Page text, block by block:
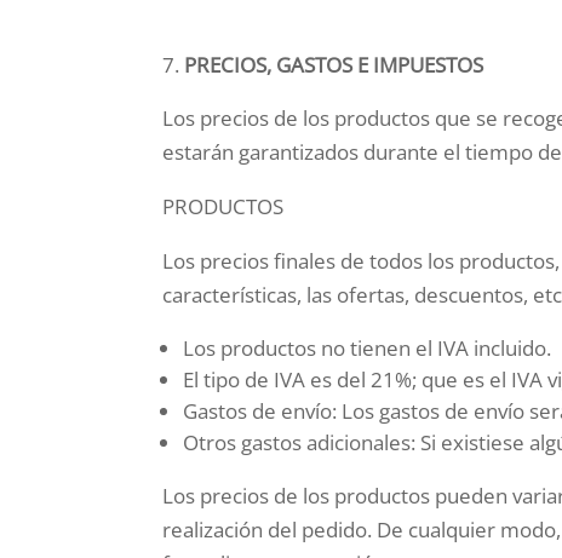
PRECIOS, GASTOS E IMPUESTOS
Los precios de los productos que se
estarán garantizados durante el tiempo
PRODUCTOS
Los precios finales de todos los
características, las ofertas, descuentos,
Los productos no tienen el IVA incluido.
El tipo de IVA es del 21%; que es el IVA
Gastos de envío: Los gastos de envío
Otros gastos adicionales: Si existiese
Los precios de los productos pueden
realización del pedido. De cualquier